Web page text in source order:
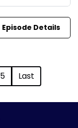
Episode Details
5 Last